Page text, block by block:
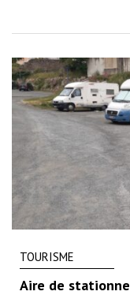
TOURISME
Aire de